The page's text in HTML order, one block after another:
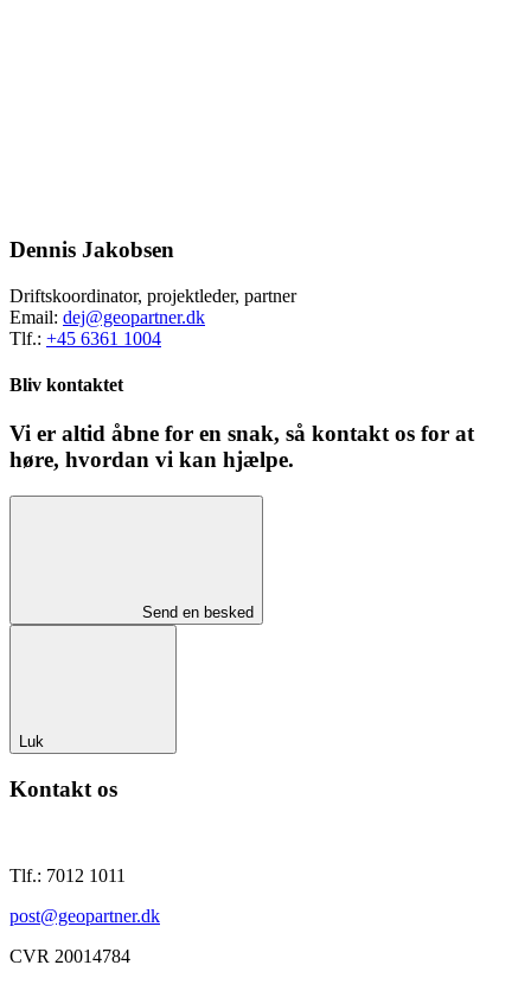
Dennis Jakobsen
Driftskoordinator, projektleder, partner
Email: dej@geopartner.dk
Tlf.: +45 6361 1004
Bliv kontaktet
Vi er altid åbne for en snak, så kontakt os for at
høre, hvordan vi kan hjælpe.
Send en besked
Luk
Kontakt os
Tlf.: 7012 1011
post@geopartner.dk
CVR 20014784